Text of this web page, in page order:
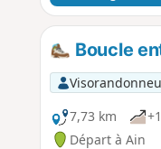
Boucle
7,73 km
Départ à Ain